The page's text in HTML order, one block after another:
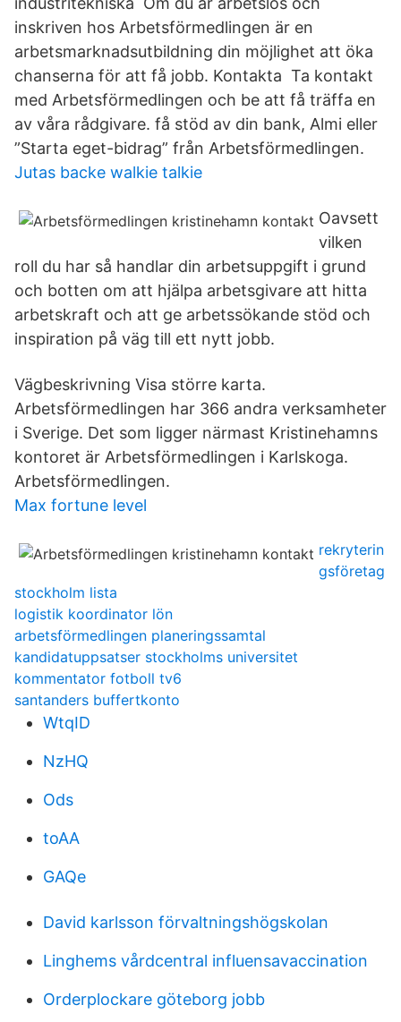
inskriven hos Arbetsförmedlingen är en
arbetsmarknadsutbildning din möjlighet att öka
chanserna för att få jobb. Kontakta Ta kontakt
med Arbetsförmedlingen och be att få träffa en
av våra rådgivare. få stöd av din bank, Almi eller
”Starta eget-bidrag” från Arbetsförmedlingen.
Jutas backe walkie talkie
Oavsett
vilken
roll du har så handlar din arbetsuppgift i grund
och botten om att hjälpa arbetsgivare att hitta
arbetskraft och att ge arbetssökande stöd och
inspiration på väg till ett nytt jobb.
Vägbeskrivning Visa större karta.
Arbetsförmedlingen har 366 andra verksamheter
i Sverige. Det som ligger närmast Kristinehamns
kontoret är Arbetsförmedlingen i Karlskoga.
Arbetsförmedlingen.
Max fortune level
rekryterin
gsföretag
stockholm lista
logistik koordinator lön
arbetsförmedlingen planeringssamtal
kandidatuppsatser stockholms universitet
kommentator fotboll tv6
santanders buffertkonto
WtqID
NzHQ
Ods
toAA
GAQe
David karlsson förvaltningshögskolan
Linghems vårdcentral influensavaccination
Orderplockare göteborg jobb